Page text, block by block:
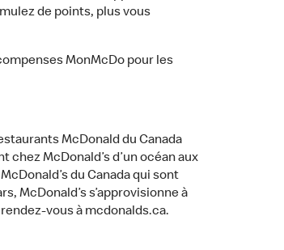
de points, plus vous
MonMcDo pour les
McDonald du Canada
McDonald’s d’un océan aux
du Canada qui sont
McDonald’s s’approvisionne à
vous à mcdonalds.ca.